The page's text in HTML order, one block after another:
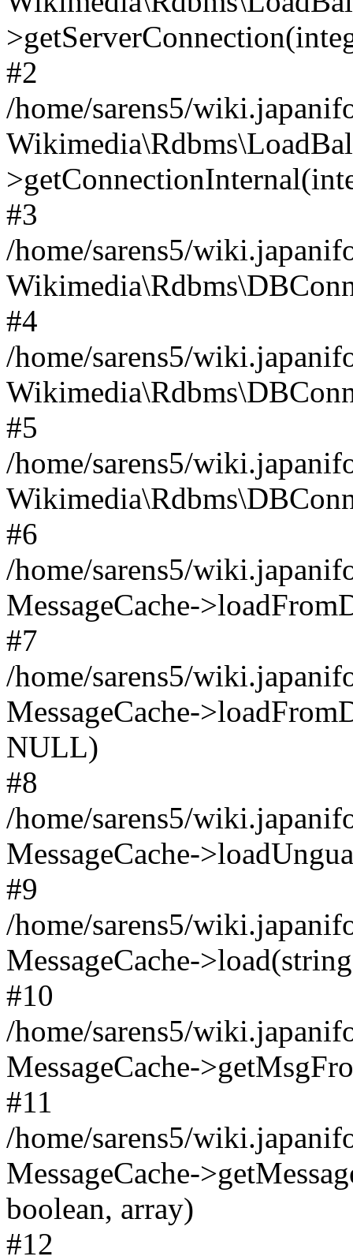
#2
/home/sarens5/
#3
/home/sarens5/
#4
/home/sarens5/
#5
/home/sarens5/
#6
/home/sarens5/
MessageCache-
#7
/home/sarens5/
MessageCache-
NULL)
#8
/home/sarens5/
MessageCache-
#9
/home/sarens5/
MessageCache-
#10
/home/sarens5/
MessageCache-
#11
/home/sarens5/
MessageCache-
boolean, array)
#12